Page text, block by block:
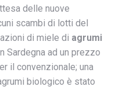
delle nuove
scambi di lotti del
di miele di agrumi
Sardegna ad un prezzo
il convenzionale; una
biologico è stato